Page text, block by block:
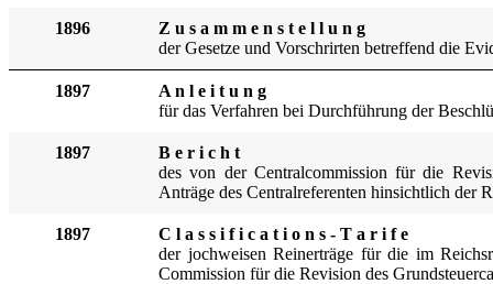
1896
Z u s a m m e n s t e l l u n g
der Gesetze und Vorschrirten betreffend die
1897
A n l e i t u n g
für das Verfahren bei Durchführung der
1897
B e r i c h t
des von der Centralcommission für die
Anträge des Centralreferenten hinsichtlich
1897
C l a s s i f i c a t i o n s - T a r i f e
der jochweisen Reinerträge für die im
Commission für die Revision des Gru